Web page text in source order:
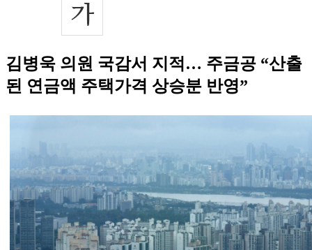
김병욱 의원 국감서 지적… 주금공 “산출
된 연금액 주택가격 상승분 반영”